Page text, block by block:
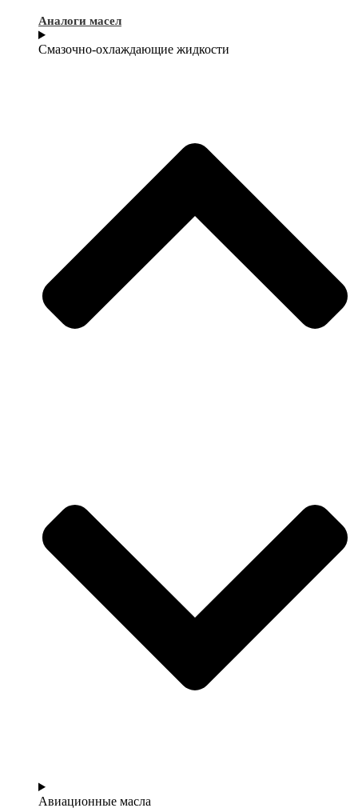
Аналоги масел
Смазочно-охлаждающие жидкости
Авиационные масла